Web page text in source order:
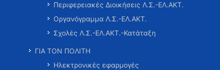
Περιφερειακές Διοικήσεις Λ.Σ.-ΕΛ.ΑΚΤ.
Οργανόγραμμα Λ.Σ.-ΕΛ.ΑΚΤ.
Σχολές Λ.Σ.-ΕΛ.ΑΚΤ.-Κατάταξη
ΓΙΑ ΤΟΝ ΠΟΛΙΤΗ
Ηλεκτρονικές εφαρμογές